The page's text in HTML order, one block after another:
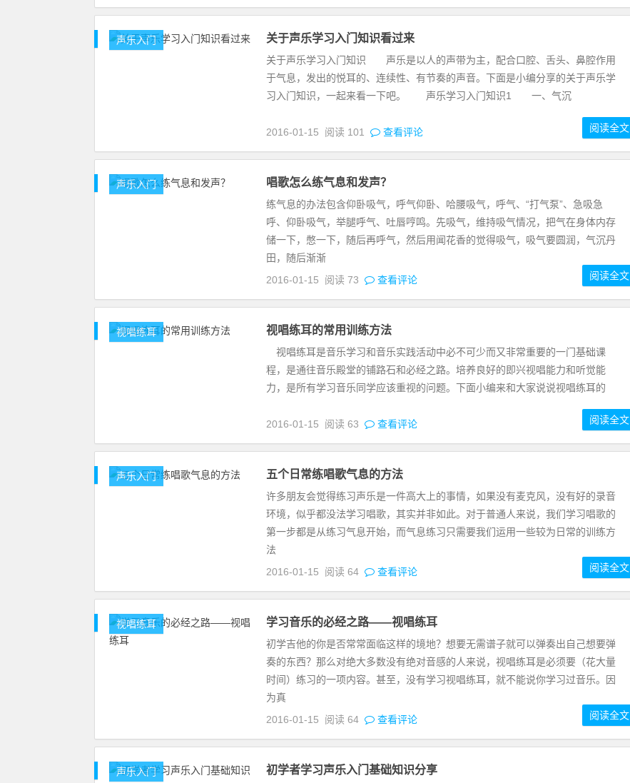
声乐入门 关于声乐学习入门知识看过来
关于声乐学习入门知识 声乐是以人的声带为主，配合口腔、舌头、鼻腔作用
于气息，发出的悦耳的、连续性、有节奏的声音。下面是小编分享的关于声乐学
习入门知识，一起来看一下吧。 声乐学习入门知识1 一、气沉
2016-01-15 阅读 101 查看评论 阅读全文
声乐入门 唱歌怎么练气息和发声？
练气息的办法包含仰卧吸气，呼气仰卧、哈腰吸气，呼气、“打气泵”、急吸急
呼、仰卧吸气，举腿呼气、吐唇哼鸣。先吸气，维持吸气情况，把气在身体内存
储一下，憋一下，随后再呼气，然后用闻花香的觉得吸气，吸气要圆润，气沉丹
田，随后渐渐
2016-01-15
阅读 73 查看评论 阅读全文
视唱练耳 视唱练耳的常用训练方法
视唱练耳是音乐学习和音乐实践活动中必不可少而又非常重要的一门基础课
程，是通往音乐殿堂的铺路石和必经之路。培养良好的即兴视唱能力和听觉能
力，是所有学习音乐同学应该重视的问题。下面小编来和大家说说视唱练耳的
2016-01-15 阅读 63 查看评论 阅读全文
声乐入门 五个日常练唱歌气息的方法
许多朋友会觉得练习声乐是一件高大上的事情，如果没有麦克风，没有好的录音
环境，似乎都没法学习唱歌，其实并非如此。对于普通人来说，我们学习唱歌的
第一步都是从练习气息开始，而气息练习只需要我们运用一些较为日常的训练方
法
2016-01-15
阅读 64 查看评论 阅读全文
视唱练耳 学习音乐的必经之路——视唱练耳
初学吉他的你是否常常面临这样的境地？想要无需谱子就可以弹奏出自己想要弹
奏的东西？那么对绝大多数没有绝对音感的人来说，视唱练耳是必须要（花大量
时间）练习的一项内容。甚至，没有学习视唱练耳，就不能说你学习过音乐。因
为真
2016-01-15
阅读 64 查看评论 阅读全文
声乐入门 初学者学习声乐入门基础知识分享